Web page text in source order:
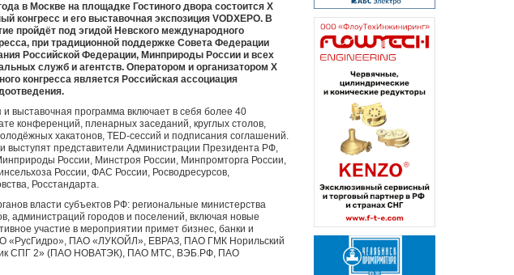
в Москве на площадке Гостиного двора состоится X
конгресс и его выставочная экспозиция VODXEPO. В
пройдёт под эгидой Невского международного
при традиционной поддержке Совета Федерации
Российской Федерации, Минприроды России и всех
служб и агентств. Оператором и организатором X
конгресса является Российская ассоциация
выставочная программа включает в себя более 40
конференций, пленарных заседаний, круглых столов,
хакатонов, TED-сессий и подписания соглашений.
выступят представители Администрации Президента РФ,
России, Минстроя России, Минпромторга России,
России, ФАС России, Росводресурсов,
Росстандарта.
власти субъектов РФ: региональные министерства
администраций городов и поселений, включая новые
участие в мероприятии примет бизнес, банки и
«РусГидро», ПАО «ЛУКОЙЛ», ЕВРАЗ, ПАО ГМК Норильский
СПГ 2» (ПАО НОВАТЭК), ПАО МТС, ВЭБ.РФ, ПАО